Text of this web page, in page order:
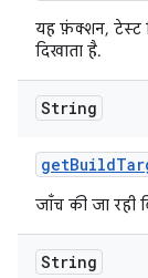
यह फ़ंक्शन, टेस्ट
दिखाता है.
String
getBuild
जाँच की जा रही
String